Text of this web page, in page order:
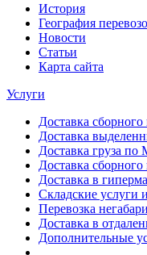
История
География
Новости
Статьи
Карта сайта
Услуги
Доставка
Доставка
Доставка груза
Доставка
Доставка в
Складские услуги
Перевозка
Доставка в
Дополнительные